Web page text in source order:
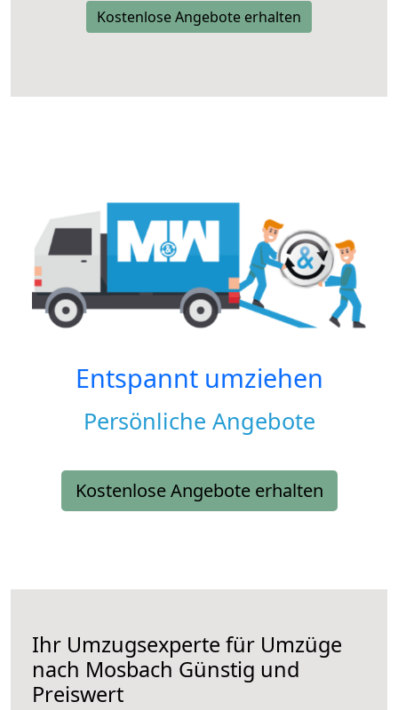
Kostenlose Angebote erhalten
Entspannt umziehen
Persönliche Angebote
Kostenlose Angebote erhalten
Ihr Umzugsexperte für Umzüge
nach Mosbach Günstig und
Preiswert